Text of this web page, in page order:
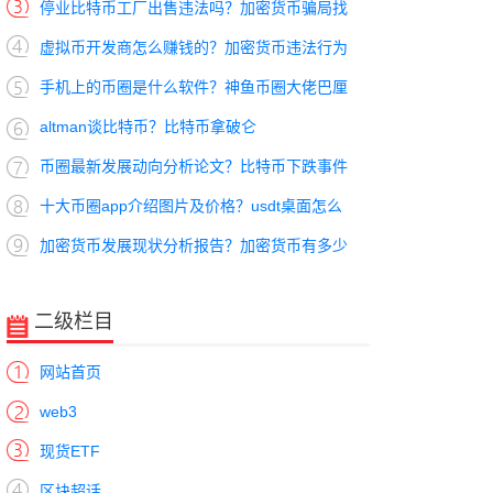
停业比特币工厂出售违法吗？加密货币骗局找
虚拟币开发商怎么赚钱的？加密货币违法行为
手机上的币圈是什么软件？神鱼币圈大佬巴厘
altman谈比特币？比特币拿破仑
币圈最新发展动向分析论文？比特币下跌事件
十大币圈app介绍图片及价格？usdt桌面怎么
加密货币发展现状分析报告？加密货币有多少
二级栏目
网站首页
web3
现货ETF